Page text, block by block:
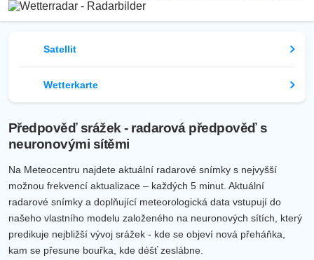
Satellit
Wetterkarte
Předpověď srážek - radarová předpověď s
neuronovými sítěmi
Na Meteocentru najdete aktuální radarové snímky s nejvyšší
možnou frekvencí aktualizace – každých 5 minut. Aktuální
radarové snímky a doplňující meteorologická data vstupují do
našeho vlastního modelu založeného na neuronových sítích, který
predikuje nejbližší vývoj srážek - kde se objeví nová přeháňka,
kam se přesune bouřka, kde déšť zeslábne.